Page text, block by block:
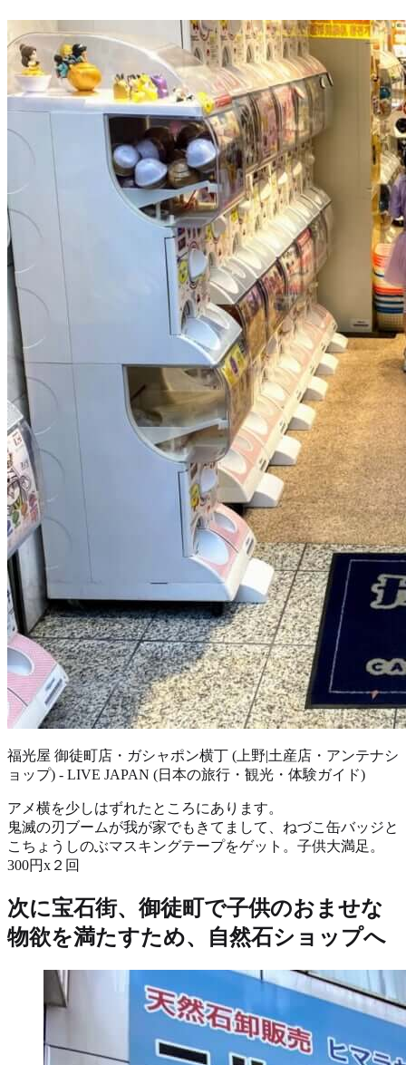
福光屋 御徒町店・ガシャポン横丁 (上野|土産店・アンテナシ
ョップ) - LIVE JAPAN (日本の旅行・観光・体験ガイド)
アメ横を少しはずれたところにあります。
鬼滅の刃ブームが我が家でもきてまして、ねづこ缶バッジと
こちょうしのぶマスキングテープをゲット。子供大満足。
300円x２回
次に宝石街、御徒町で子供のおませな
物欲を満たすため、自然石ショップへ